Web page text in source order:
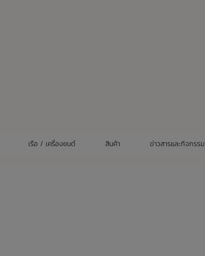
เรือ / เครื่องยนต์ สินค้า ข่าวสารและกิจกรรม